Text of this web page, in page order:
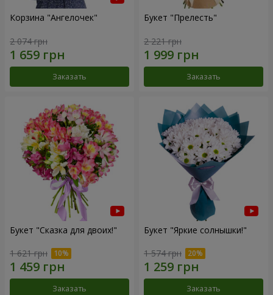
Корзина "Ангелочек"
2 074 грн
Заказать
Букет "Прелесть"
2 221 грн
Заказать
Букет "Сказка для двоих!"
1 621 грн
Заказать
Букет "Яркие солнышки!"
1 574 грн
Заказать